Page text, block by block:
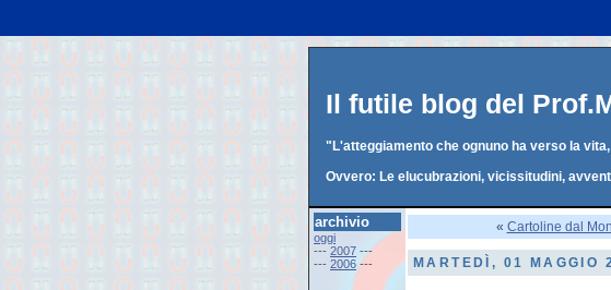
Il futile blog del
"L'atteggiamento che ognuno ha verso la
Ovvero: Le elucubrazioni, vicissitudini,
archivio
oggi
--- 2007 ---
--- 2006 ---
« Cartoline dal
MARTEDÌ, 01 MAGGIO